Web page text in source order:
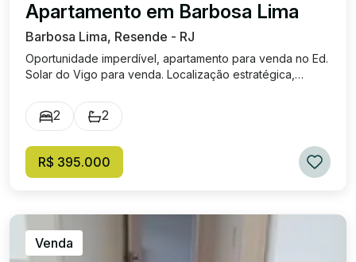
Apartamento em Barbosa Lima
Barbosa Lima, Resende - RJ
Oportunidade imperdível, apartamento para venda no Ed.
Solar do Vigo para venda. Localização estratégica,
escolas. O apartamento é composto por 2 quartos, sendo
2 suítes, 1 corredor, escada para os quartos, 1 banheiro
vaga de garagem e sacadas todas de blindex. Sem
mobília. Valor do condomínio aproximadamente R$
2 2
R$ 395.000
Venda